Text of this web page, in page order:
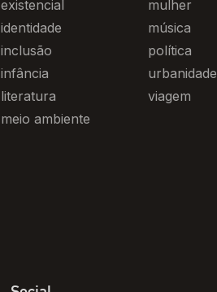
existencial
identidade
inclusão
infância
literatura
meio ambiente
mulher
música
política
urbanidade
viagem